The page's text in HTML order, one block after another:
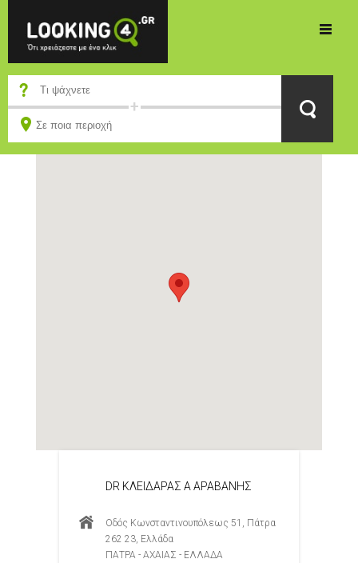
DR ΚΛΕΙΔΑΡΑΣ Α ΑΡΑΒΑΝΗΣ
Οδός Κωνσταντινουπόλεως 51, Πάτρα
262 23, Ελλάδα
ΠΑΤΡΑ - ΑΧΑΙΑΣ - ΕΛΛΑΔΑ